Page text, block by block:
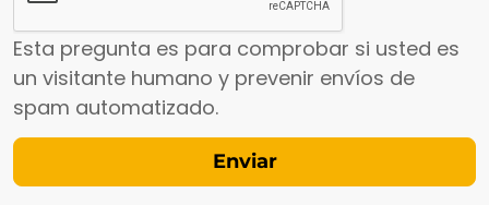
Esta pregunta es para comprobar si usted es
un visitante humano y prevenir envíos de
spam automatizado.